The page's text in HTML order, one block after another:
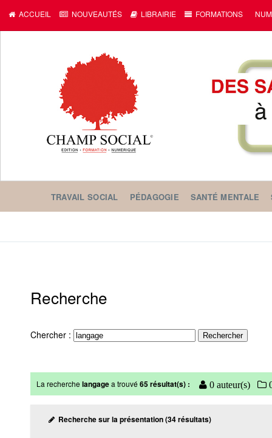
ACCUEIL NOUVEAUTÉS LIBRAIRIE FORMATIONS
TRAVAIL SOCIAL PÉDAGOGIE SANTÉ MENTALE
Recherche
Chercher :
La recherchelangagea trouvé65 résultat(s) : 0 auteur(s)
Recherche sur la présentation (34 résultats)